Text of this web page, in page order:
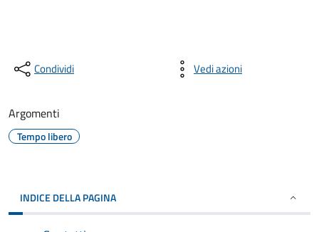
Condividi Vedi azioni
Argomenti
Tempo libero
INDICE DELLA PAGINA